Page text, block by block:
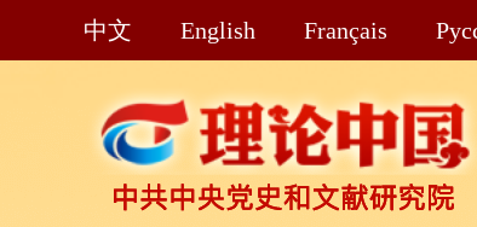
中文 English Français